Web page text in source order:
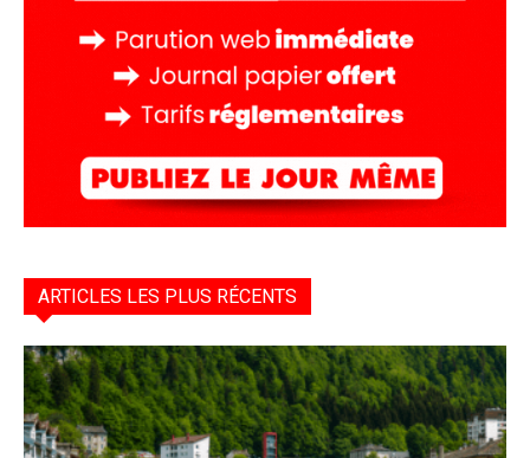
ARTICLES LES PLUS RÉCENTS